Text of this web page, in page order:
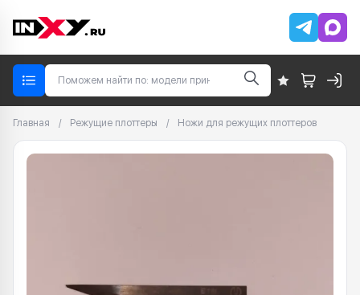
Главная / Режущие плоттеры / Ножи для режущих плоттеров